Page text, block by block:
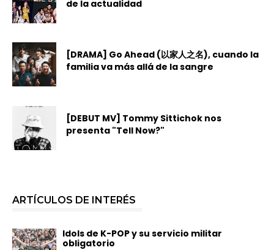
de la actualidad
[DRAMA] Go Ahead (以家人之名), cuando la
familia va más allá de la sangre
[DEBUT MV] Tommy Sittichok nos
presenta "Tell Now?"
ARTÍCULOS DE INTERÉS
Idols de K-POP y su servicio militar
obligatorio